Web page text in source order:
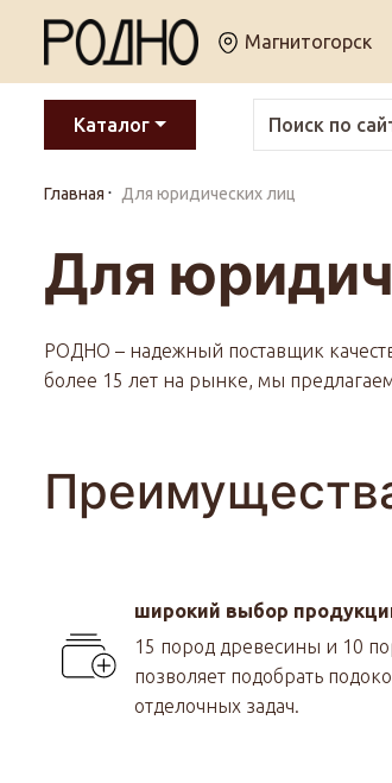
Магнитогорск
Каталог
Главная Для юридических лиц
Для
РОДНО – надежный поставщик
более 15 лет на рынке, мы
широкий выбор
15 пород древесины и 10
позволяет подобрать
отделочных задач.